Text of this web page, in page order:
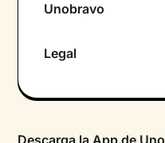
Unobravo
Psicólogo por chat
Legal